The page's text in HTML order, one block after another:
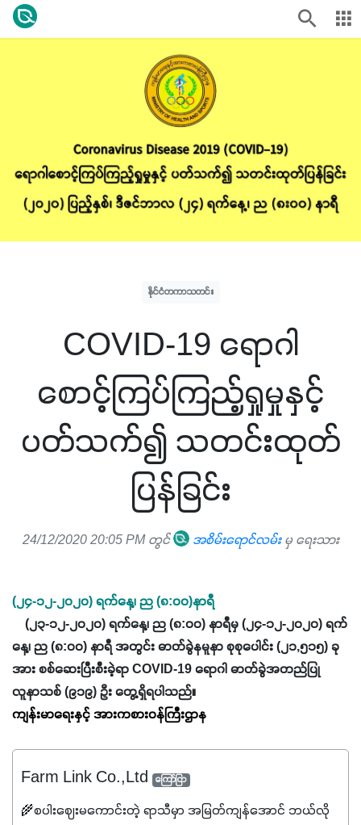
နိုင်ငံတကာသတင်း
COVID-19 ရောဂါ
စောင့်ကြပ်ကြည့်ရှုမှုနှင့်
ပတ်သက်၍ သတင်းထုတ်
ပြန်ခြင်း
24/12/2020 20:05 PM တွင် အစိမ်းရောင်လမ်းမှ ရေးသား
(၂၄-၁၂-၂၀၂၀) ရက်နေ့၊ ည (၈:၀၀)နာရီ
(၂၃-၁၂-၂၀၂၀) ရက်နေ့၊ ည (၈:၀၀) နာရီမှ (၂၄-၁၂-၂၀၂၀) ရက်
နေ့၊ ည (၈:၀၀) နာရီ အတွင်း ဓာတ်ခွဲနမူနာ စုစုပေါင်း (၂၁,၅၁၅) ခု
အား စစ်ဆေးပြီးစီးခဲ့ရာ COVID-19 ရောဂါ ဓာတ်ခွဲအတည်ပြု
လူနာသစ် (၉၁၉) ဦး တွေ့ရှိရပါသည်။
ကျန်းမာရေးနှင့် အားကစားဝန်ကြီးဌာန
Farm Link Co.,Ltd ကြော်ငြာ
🌾စပါးဈေးမကောင်းတဲ့ ရာသီမှာ အမြတ်ကျန်အောင် ဘယ်လို